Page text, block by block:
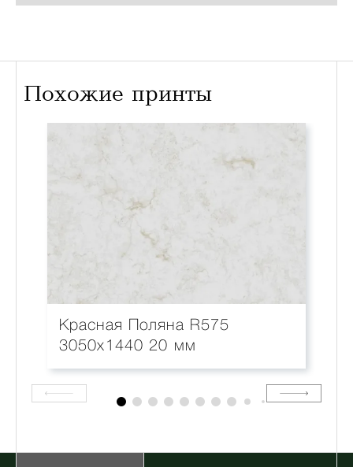
Похожие принты
Красная Поляна R575
3050x1440 20 мм